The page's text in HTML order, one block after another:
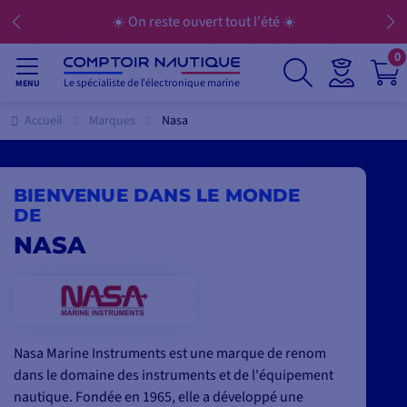
☀️ On reste ouvert tout l'été ☀️
MENU Le spécialiste de l'électronique marine
0
Accueil Marques Nasa
BIENVENUE DANS LE MONDE
DE
NASA
Nasa Marine Instruments est une marque de renom
dans le domaine des instruments et de l'équipement
nautique. Fondée en 1965, elle a développé une